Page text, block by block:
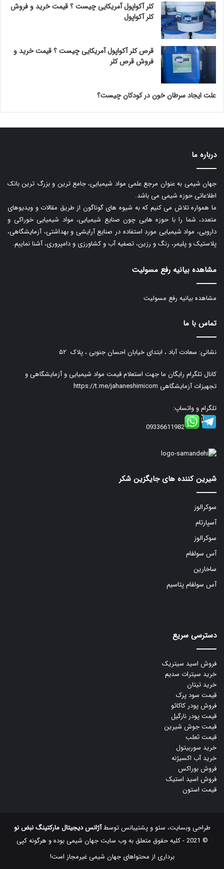
کلر آکواپول آمریکایی چیست ؟ قیمت خرید و فروش
کلر آکواپول
قرص کلر آکواپول آمریکایی چیست ؟ قیمت خرید و
فروش قرص کلر
علت ایجاد سرطان خون در کودکان چیست؟
درباره ما
جهان شیمی به عنوان مرجع علمی مواد شیمیایی، جامع ترین و بزرگ ترین بانک
اطلاعاتی حوزه شیمی می باشد.
ما همواره تلاش می کنیم که به شیوه های گوناگون از طریق مقالات و ویدیوهای
متعدد، شما را با حوزه هایی چون صنایع شیمیایی، مواد شیمیایی خوراکی و
دارویی، مواد شیمیایی مورد استفاده در صنایع آرایشی و بهداشتی، آزمایشگاهی،
پلاستیک و پلیمر، رنگ و رزین، تصفیه آب و کشاورزی و دامپروری، آشنا نماییم.
مشاهده بیانیه رفع مسولیت
مشاهده بیانیه رفع مسولیت
تماس با ما
نشانی: سعادت آباد ، ابتدای خیابان احسان جنوبی ، پلاک ۵۲
کانال تلگرام رایگان ما جهت استعلام قیمت مواد شیمیایی و آزمایشگاهی و
تجهیزات آزمایشگاهی https://t.me/jahaneshimicom
تلگرام و واتساپ:
09336611982
شیرین کننده های جایگزین شکر
سوکرالوز
آسپارتام
سوکرالوز
آس سولفام
ساخارین
آس سولفام پتاسیم
دسترسی سریع
فروش اسید سیتریک
خرید سیترات سدیم
خرید تیتان
قیمت سود پرک
فروش پودر کاکائو
قیمت پودر نارگیل
قیمت جوش شیرین
قیمت ثعلب
خرید سوربیتول
خرید آب اکسیژنه
فروش بوراکس
فروش اسید استیک
قیمت استون
طراحی وبسایت، سئو و پشتیبانس توسطآژانس دیجیتال مارکتینگ نبض نو
© 2021 - کلیه حقوق متعلق به وب سایت جهان شیمی بوده و هرگونه کپی
‌برداری از محتواهای جهان شیمی غیرمجاز است!